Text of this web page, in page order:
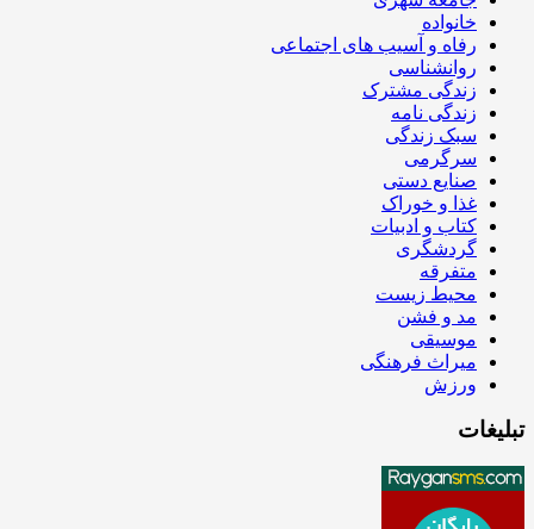
خانواده
رفاه و آسیب های اجتماعی
روانشناسی
زندگی مشترک
زندگی نامه
سبک زندگی
سرگرمی
صنایع دستی
غذا و خوراک
کتاب و ادبیات
گردشگری
متفرقه
محیط زیست
مد و فشن
موسیقی
میراث فرهنگی
ورزش
تبلیغات